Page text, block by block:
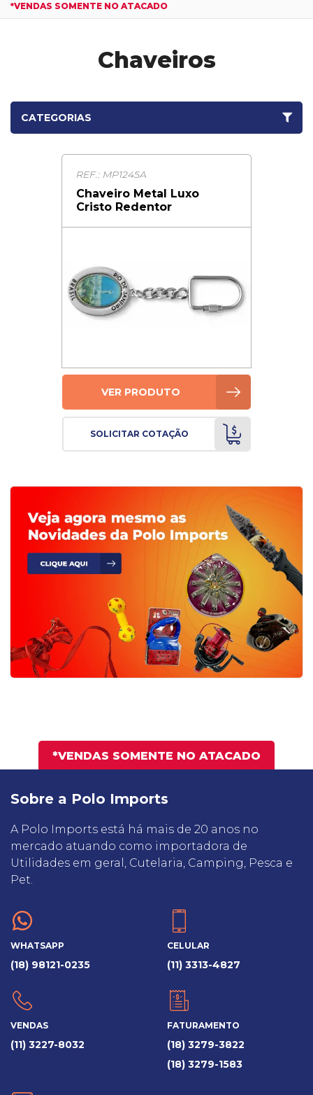
*VENDAS SOMENTE NO ATACADO
Chaveiros
CATEGORIAS
REF.: MP1245A
Chaveiro Metal Luxo
Cristo Redentor
VER PRODUTO
SOLICITAR COTAÇÃO
*VENDAS SOMENTE NO ATACADO
Sobre a Polo Imports
A Polo Imports está há mais de 20 anos no
mercado atuando como importadora de
Utilidades em geral, Cutelaria, Camping, Pesca e
Pet.
WHATSAPP
(18) 98121-0235
CELULAR
(11) 3313-4827
VENDAS
(11) 3227-8032
FATURAMENTO
(18) 3279-3822
(18) 3279-1583